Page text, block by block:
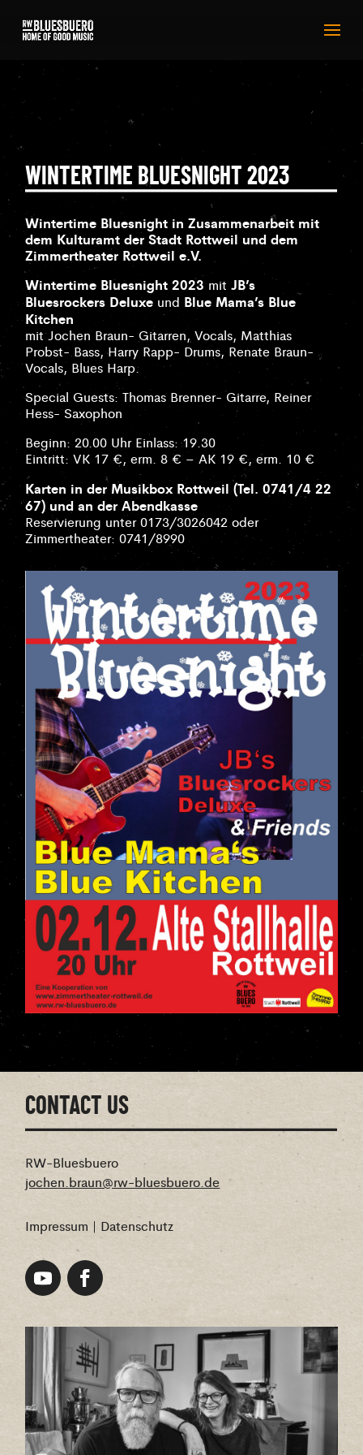
WINTERTIME BLUESNIGHT 2023
Wintertime Bluesnight in Zusammenarbeit mit
dem Kulturamt der Stadt Rottweil und dem
Zimmertheater Rottweil e.V.
Wintertime Bluesnight 2023 mitJB’s
Bluesrockers Deluxe und Blue Mama’s Blue
Kitchen
mit Jochen Braun- Gitarren, Vocals, Matthias
Probst- Bass, Harry Rapp- Drums, Renate Braun-
Vocals, Blues Harp.
Special Guests: Thomas Brenner- Gitarre, Reiner
Hess- Saxophon
Beginn: 20.00 Uhr Einlass: 19.30
Eintritt: VK 17 €, erm. 8 € – AK 19 €, erm. 10 €
Karten in der Musikbox Rottweil (Tel. 0741/4 22
67) und an der Abendkasse
Reservierung unter 0173/3026042 oder
Zimmertheater: 0741/8990
CONTACT US
RW-Bluesbuero
jochen.braun@rw-bluesbuero.de
Impressum | Datenschutz